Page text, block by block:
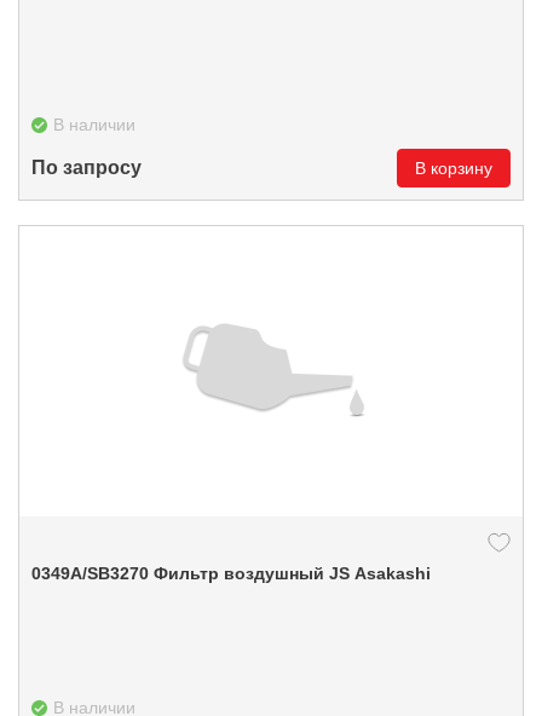
В наличии
По запросу В корзину
0349А/SB3270 Фильтр воздушный JS Asakashi
В наличии